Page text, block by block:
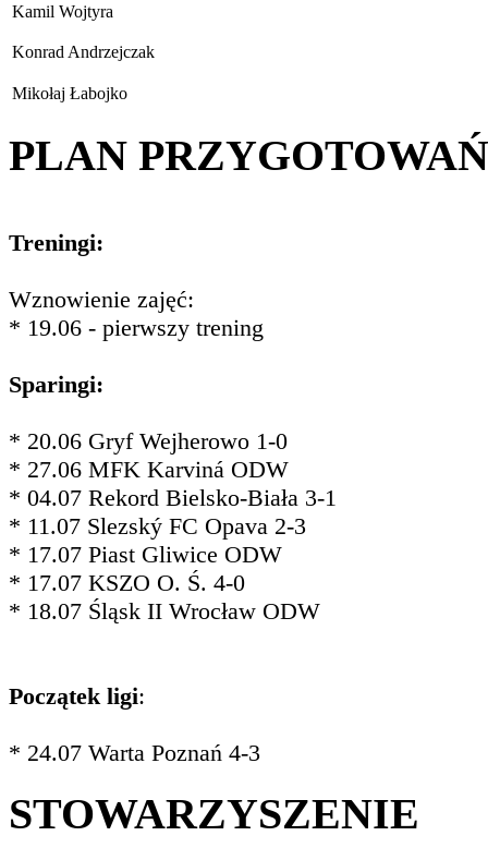
Kamil Wojtyra
Konrad Andrzejczak
Mikołaj Łabojko
PLAN PRZYGOTOWAŃ
Treningi:
Wznowienie zajęć:
* 19.06 - pierwszy trening
Sparingi:
* 20.06 Gryf Wejherowo 1-0
* 27.06 MFK Karviná ODW
* 04.07 Rekord Bielsko-Biała 3-1
* 11.07 Slezský FC Opava 2-3
* 17.07 Piast Gliwice ODW
* 17.07 KSZO O. Ś. 4-0
* 18.07 Śląsk II Wrocław ODW
Początek ligi:
* 24.07 Warta Poznań 4-3
STOWARZYSZENIE